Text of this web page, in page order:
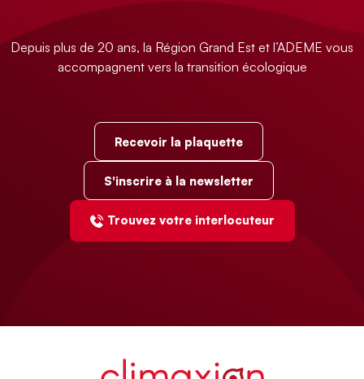
Depuis plus de 20 ans, la Région Grand Est et l’ADEME vous
accompagnent vers la transition écologique
Recevoir la plaquette
S'inscrire à la newsletter
Trouvez votre interlocuteur